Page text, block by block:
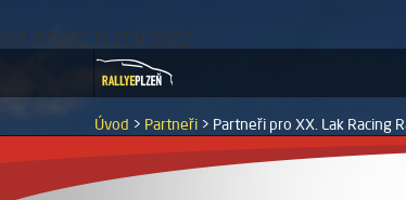
XVI. RALLYE PLZEŇ 2022
Úvod > Partneři > Partneři pro XX. Lak Racing